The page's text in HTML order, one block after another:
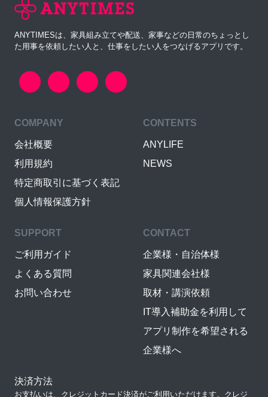
ANYTIMESは、家具組み立てや配送、家事などの日常のちょっとし
た用事を依頼したい人と、仕事をしたい人をつなげるアプリです。
COMPANY
会社概要
利用規約
特定商取引に基づく表記
個人情報保護方針
CONTENTS
ANYLIFE
NEWS
SUPPORT
ご利用ガイド
よくある質問
お問い合わせ
CONTACT
企業様・自治体様
家具関連会社様
取材・講演依頼
IT導入補助金を利用して
アプリ制作を希望される
企業様へ
決済方法
お支払いは、クレジットカード決済がご利用いただけます。クレジ